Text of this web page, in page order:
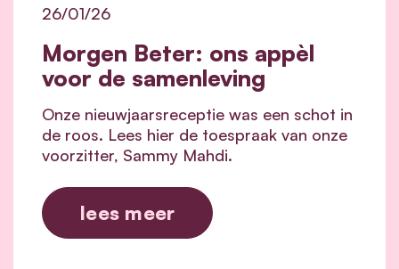
Morgen Beter: ons appèl
voor de samenleving
26/01/26
Onze nieuwjaarsreceptie was een schot in
de roos. Lees hier de toespraak van onze
voorzitter, Sammy Mahdi.
lees meer